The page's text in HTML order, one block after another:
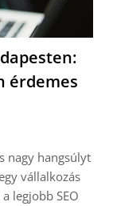
érdemes
nagy hangsúlyt
vállalkozás
legjobb SEO